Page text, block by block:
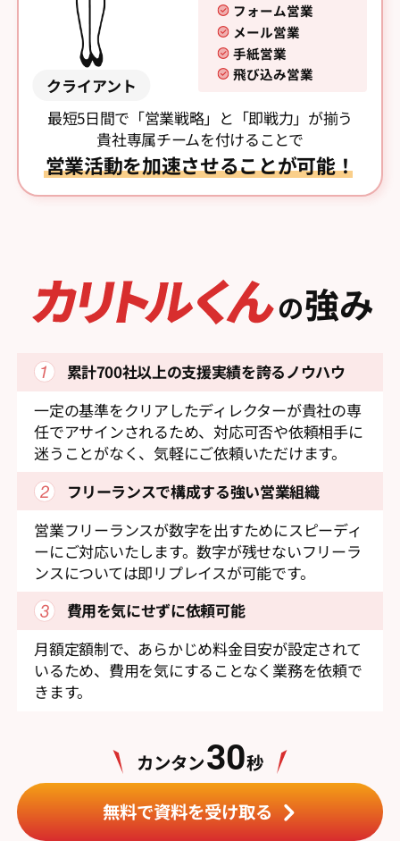
クライアント
フォーム営業
メール営業
手紙営業
飛び込み営業
最短5日間で「営業戦略」と「即戦力」が揃う
貴社専属チームを付けることで
営業活動を加速させることが可能！
の強み
累計700社以上の支援実績を誇るノウハウ
一定の基準をクリアしたディレクターが貴社の専
任でアサインされるため、対応可否や依頼相手に
迷うことがなく、気軽にご依頼いただけます。
フリーランスで構成する強い営業組織
営業フリーランスが数字を出すためにスピーディ
ーにご対応いたします。数字が残せないフリーラ
ンスについては即リプレイスが可能です。
費用を気にせずに依頼可能
月額定額制で、あらかじめ料金目安が設定されて
いるため、費用を気にすることなく業務を依頼で
きます。
カンタン30秒
無料で資料を受け取る